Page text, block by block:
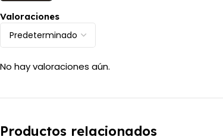
Valoraciones
No hay valoraciones aún.
Productos relacionados